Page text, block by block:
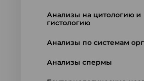
Анализы на цитологию и
гистологию
Анализы по системам
Анализы спермы